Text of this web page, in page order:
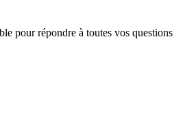
pour répondre à toutes vos questions